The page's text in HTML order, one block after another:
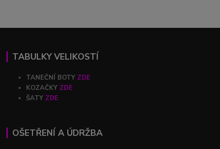
TABULKY VELIKOSTÍ
TANEČNÍ BOTY ZDE
KOZAČKY ZDE
ŠATY ZDE
OŠETŘENÍ A ÚDRŽBA